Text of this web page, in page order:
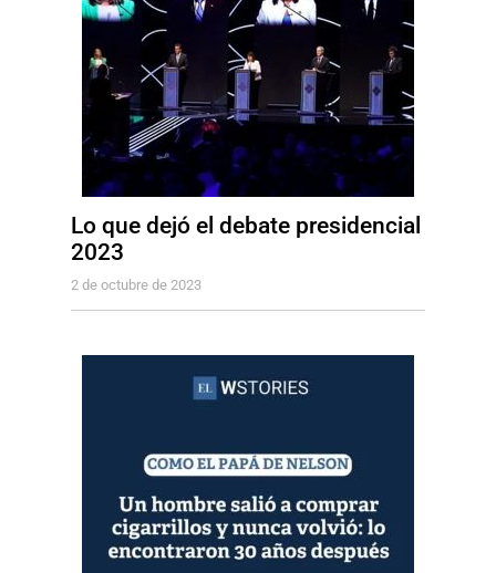
Lo que dejó el debate presidencial
2023
2 de octubre de 2023